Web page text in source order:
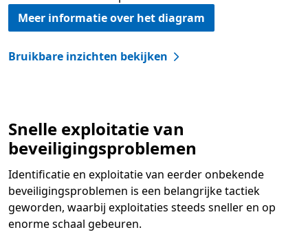
Meer informatie over het diagram
Bruikbare inzichten bekijken
Snelle exploitatie van
beveiligingsproblemen
Identificatie en exploitatie van eerder onbekende
beveiligingsproblemen is een belangrijke tactiek
geworden, waarbij exploitaties steeds sneller en op
enorme schaal gebeuren.